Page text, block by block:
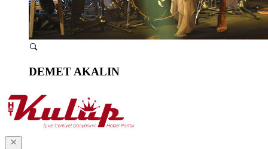
DEMET AKALIN